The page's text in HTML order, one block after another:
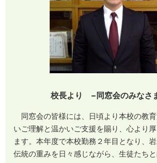
校長より −同窓会のみなさ
同窓会の皆様には、日頃より本校の教
いご理解と温かいご支援を賜り、心より
ます。本年度で本校勤務２年目となり、
伝統の重みを日々感じながら、生徒たち